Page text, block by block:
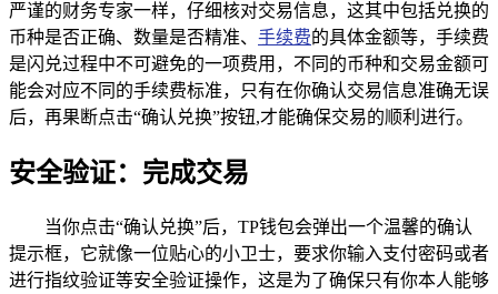
严谨的财务专家一样，仔细核对交易信息，这其中包括兑换的
币种是否正确、数量是否精准、 手续费的具体金额等，手续费
是闪兑过程中不可避免的一项费用，不同的币种和交易金额可
能会对应不同的手续费标准，只有在你确认交易信息准确无误
后，再果断点击“确认兑换”按钮,才能确保交易的顺利进行。
安全验证：完成交易
当你点击“确认兑换”后，TP钱包会弹出一个温馨的确认
提示框，它就像一位贴心的小卫士，要求你输入支付密码或者
进行指纹验证等安全验证操作，这是为了确保只有你本人能够